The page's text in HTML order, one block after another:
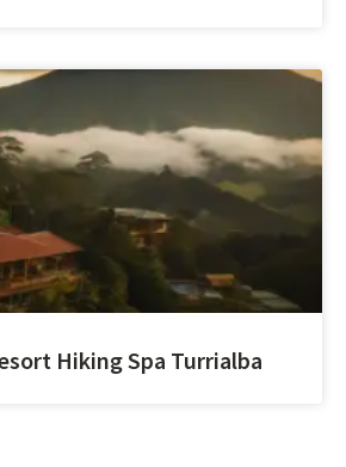
Hiking Spa Turrialba